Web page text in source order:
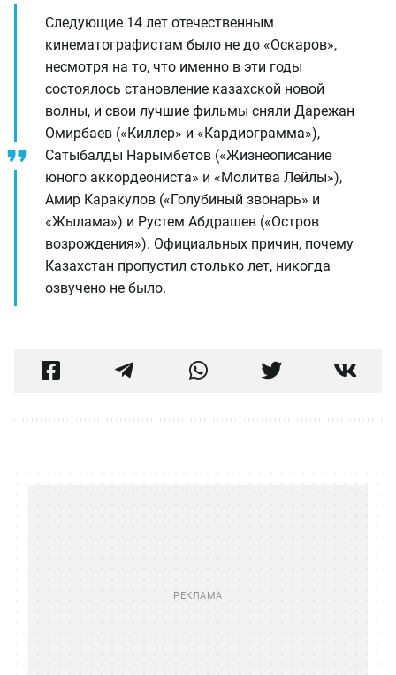
Следующие 14 лет отечественным
кинематографистам было не до «Оскаров»,
несмотря на то, что именно в эти годы
состоялось становление казахской новой
волны, и свои лучшие фильмы сняли Дарежан
Омирбаев («Киллер» и «Кардиограмма»),
Сатыбалды Нарымбетов («Жизнеописание
юного аккордеониста» и «Молитва Лейлы»),
Амир Каракулов («Голубиный звонарь» и
«Жылама») и Рустем Абдрашев («Остров
возрождения»). Официальных причин, почему
Казахстан пропустил столько лет, никогда
озвучено не было.